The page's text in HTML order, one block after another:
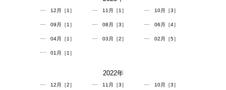
12月［1］ 11月［1］ 10月［3］
09月［1］ 08月［3］ 06月［4］
04月［1］ 03月［2］ 02月［5］
01月［1］
2022年
12月［2］ 11月［3］ 10月［3］